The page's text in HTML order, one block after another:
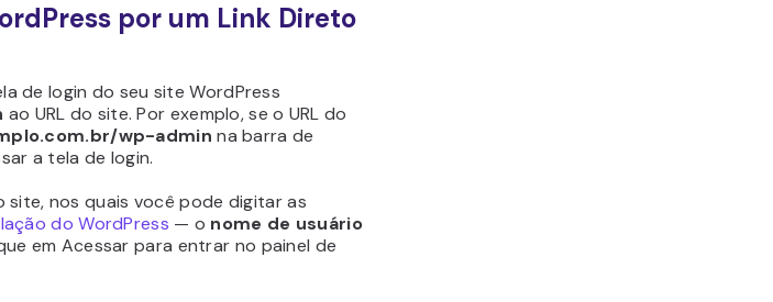
por um Link Direto
de login do seu site WordPress
ao URL do site. Por exemplo, se o URL do
wp-admin na barra de
a tela de login.
nos quais você pode digitar as
do WordPress — o nome de usuário
em Acessar para entrar no painel de